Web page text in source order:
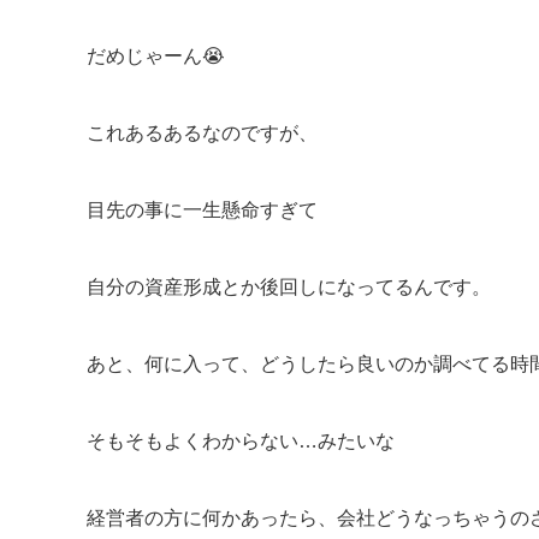
だめじゃーん😭
これあるあるなのですが、
目先の事に一生懸命すぎて
自分の資産形成とか後回しになってるんです。
あと、何に入って、どうしたら良いのか調べてる
そもそもよくわからない…みたいな
経営者の方に何かあったら、会社どうなっちゃうの